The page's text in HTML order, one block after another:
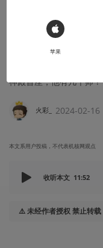
轻奇幻 | 胡铁
神殿首座，他有几个师？
火彩_ 2024-02-16
本文系用户投稿，不代表机核网观点
收听本文 11:52
⚠️ 未经作者授权 禁止转载
 Sign in with
苹果